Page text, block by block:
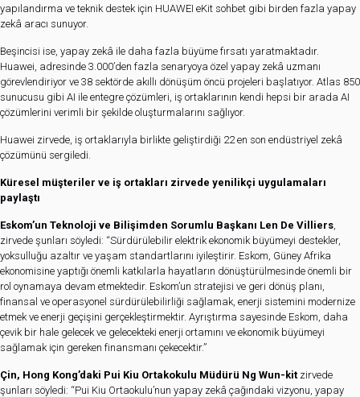
yapılandırma ve teknik destek için HUAWEI eKit sohbet gibi birden fazla yapay
zekâ aracı sunuyor.
Beşincisi ise, yapay zekâ ile daha fazla büyüme fırsatı yaratmaktadır.
Huawei, adresinde 3.000’den fazla senaryoya özel yapay zekâ uzmanı
görevlendiriyor ve 38 sektörde akıllı dönüşüm öncü projeleri başlatıyor. Atlas 850
sunucusu gibi AI ile entegre çözümleri, iş ortaklarının kendi hepsi bir arada AI
çözümlerini verimli bir şekilde oluşturmalarını sağlıyor.
Huawei zirvede, iş ortaklarıyla birlikte geliştirdiği 22 en son endüstriyel zekâ
çözümünü sergiledi.
Küresel müşteriler ve iş ortakları zirvede yenilikçi uygulamaları
paylaştı
Eskom’un Teknoloji ve Bilişimden Sorumlu Başkanı Len De Villiers
zirvede şunları söyledi: “Sürdürülebilir elektrik ekonomik büyümeyi destekler,
yoksulluğu azaltır ve yaşam standartlarını iyileştirir. Eskom, Güney Afrika
ekonomisine yaptığı önemli katkılarla hayatların dönüştürülmesinde önemli bir
rol oynamaya devam etmektedir. Eskom’un stratejisi ve geri dönüş planı,
finansal ve operasyonel sürdürülebilirliği sağlamak, enerji sistemini modernize
etmek ve enerji geçişini gerçekleştirmektir. Ayrıştırma sayesinde Eskom, daha
çevik bir hale gelecek ve gelecekteki enerji ortamını ve ekonomik büyümeyi
sağlamak için gereken finansmanı çekecektir.”
Çin, Hong Kong’daki Pui Kiu Ortakokulu Müdürü Ng Wun-kit zirvede
şunları söyledi: “Pui Kiu Ortaokulu’nun yapay zekâ çağındaki vizyonu, yapay